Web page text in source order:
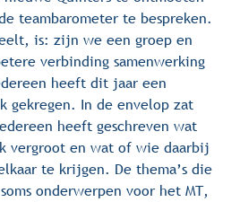
teambarometer te bespreken.
is: zijn we een groep en
verbinding samenwerking
heeft dit jaar een
gekregen. In de envelop zat
heeft geschreven wat
vergroot en wat of wie daarbij
te krijgen. De thema’s die
onderwerpen voor het MT,